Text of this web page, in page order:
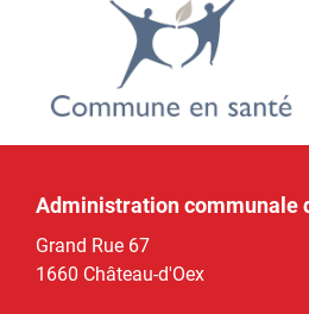
Administration communale
Grand Rue 67
1660 Château-d'Oex